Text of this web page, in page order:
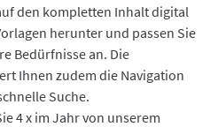
den kompletten Inhalt digital
herunter und passen Sie
Bedürfnisse an. Die
Ihnen zudem die Navigation
Suche.
4 x im Jahr von unserem